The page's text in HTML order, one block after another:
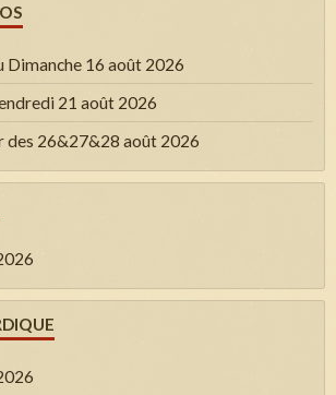
Dimanche 16 août 2026
21 août 2026
des 26&27&28 août 2026